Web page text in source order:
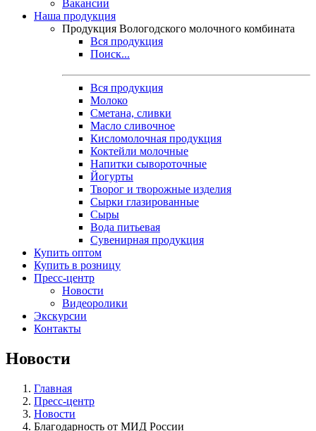
Вакансии
Наша продукция
Продукция Вологодского молочного комбината
Вся продукция
Поиск...
Вся продукция
Молоко
Сметана, сливки
Масло сливочное
Кисломолочная продукция
Коктейли молочные
Напитки сывороточные
Йогурты
Творог и творожные изделия
Сырки глазированные
Сыры
Вода питьевая
Сувенирная продукция
Купить оптом
Купить в розницу
Пресс-центр
Новости
Видеоролики
Экскурсии
Контакты
Новости
Главная
Пресс-центр
Новости
Благодарность от МИД России